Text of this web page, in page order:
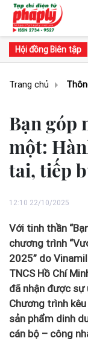
Hội đồng Biên tập
Chủ tịch Hội đồng
Trang chủ
Bạn góp
một:
tai, tiếp
12:10 22/10/2025
Với tinh thần
chương trình
2025” do
TNCS Hồ Chí
đã nhận được
Chương trình
sản phẩm dinh
cán bộ – công